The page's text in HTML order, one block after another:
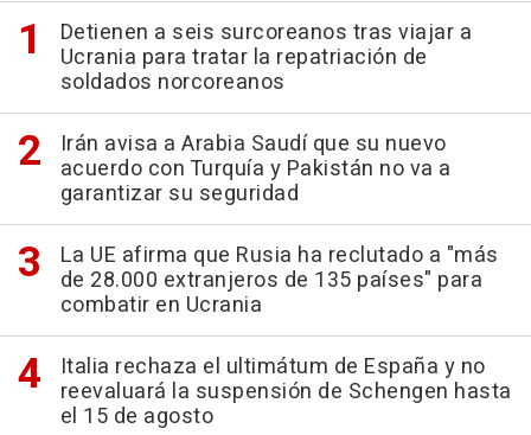
Detienen a seis surcoreanos tras viajar a
Ucrania para tratar la repatriación de
soldados norcoreanos
Irán avisa a Arabia Saudí que su nuevo
acuerdo con Turquía y Pakistán no va a
garantizar su seguridad
La UE afirma que Rusia ha reclutado a "más
de 28.000 extranjeros de 135 países" para
combatir en Ucrania
Italia rechaza el ultimátum de España y no
reevaluará la suspensión de Schengen hasta
el 15 de agosto